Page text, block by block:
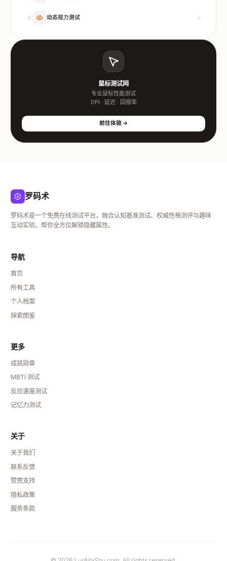
4 动态视力测试
鼠标测试网
专业鼠标性能测试
DPI · 延迟 · 回报率
前往体验 →
罗码术
罗码术是一个免费在线测试平台，融合认知基准测试、权威性格测评与趣味
互动实验，帮你全方位解锁隐藏属性。
导航
首页
所有工具
个人档案
探索图鉴
更多
成就勋章
MBTI 测试
反应速度测试
记忆力测试
关于
关于我们
联系反馈
赞赏支持
隐私政策
服务条款